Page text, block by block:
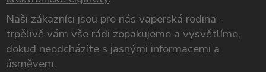
Naši zákazníci jsou pro nás vaperská rodina -
trpělivě vám vše rádi zopakujeme a vysvětlíme,
dokud neodcházíte s jasnými informacemi a
úsměvem.